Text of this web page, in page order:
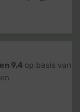
9,4 op basis van